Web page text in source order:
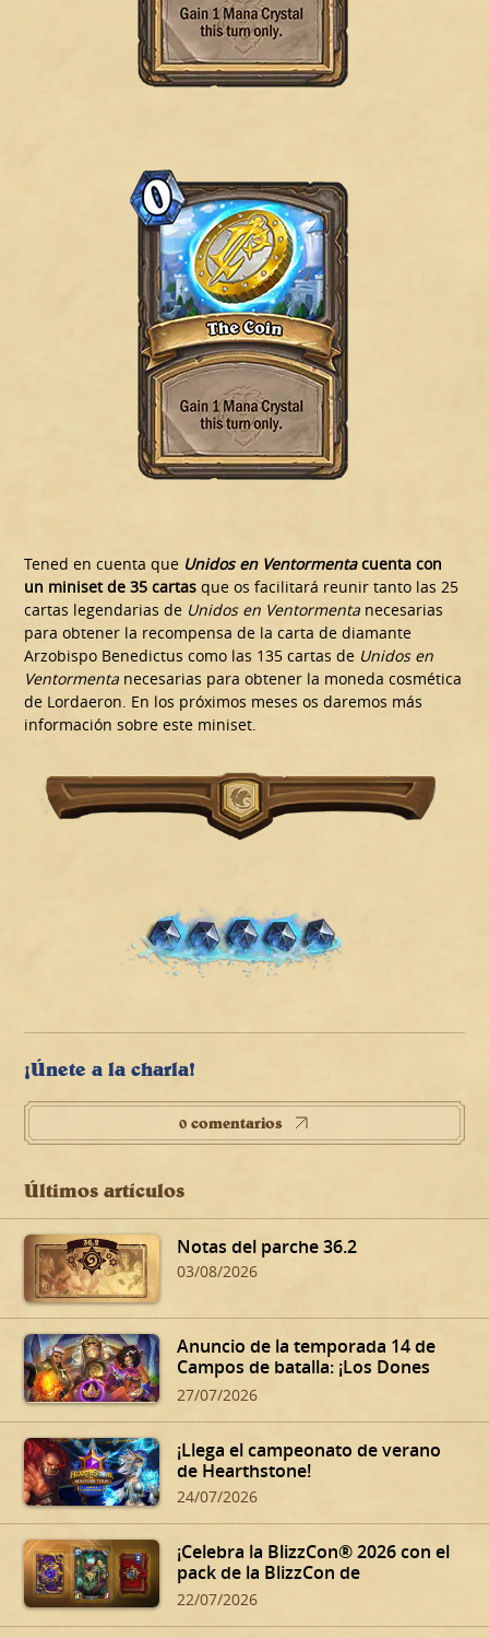
Tened en cuenta que Unidos en Ventormentacuenta con
un miniset de 35 cartas que os facilitará reunir tanto las 25
cartas legendarias de Unidos en Ventormenta necesarias
para obtener la recompensa de la carta de diamante
Arzobispo Benedictus como las 135 cartas de Unidos en
Ventormenta necesarias para obtener la moneda cosmética
de Lordaeron. En los próximos meses os daremos más
información sobre este miniset.
¡Únete a la charla!
0 comentarios
Últimos artículos
Notas del parche 36.2
03/08/2026
Anuncio de la temporada 14 de
Campos de batalla: ¡Los Dones
siniestros de Dalaran!
27/07/2026
¡Llega el campeonato de verano
de Hearthstone!
24/07/2026
¡Celebra la BlizzCon® 2026 con el
pack de la BlizzCon de
Hearthstone!
22/07/2026